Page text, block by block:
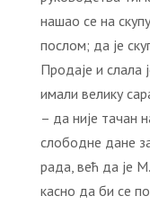
нашао се на
послом; да је
Продаје и слала
имали велику
– да није тачан
слободне дане
рада, већ да је
касно да би се